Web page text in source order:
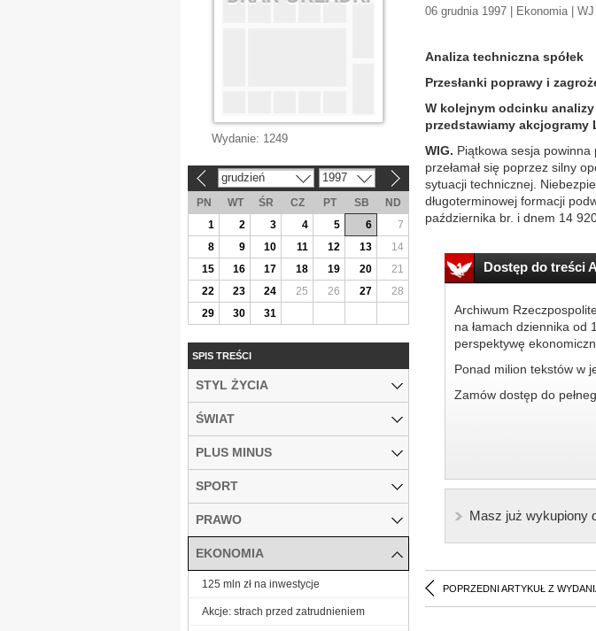
06 grudnia 1997 | Ekonomia | WJ
Analiza techniczna spółek
Przesłanki poprawy i
W kolejnym odcinku
przedstawiamy akcjogramy
WIG. Piątkowa sesja
przełamał się poprzez silny
sytuacji technicznej.
długoterminowej formacji
października br. i dnem 14
Dostęp do treści
Archiwum
na łamach dziennika od
perspektywę
Ponad milion tekstów w
Zamów dostęp do
Masz już wykupiony
POPRZEDNI ARTYKUŁ Z
Wydanie: 1249
grudzień 1997
PN WT ŚR CZ PT SB
ND
1
2 3 4 5 6
7
8
9 10 11 12 13
14
15
16 17 18 19 20
21
22
23 24 25 26 27
28
29
30 31
SPIS TREŚCI
STYL ŻYCIA
ŚWIAT
PLUS MINUS
SPORT
PRAWO
EKONOMIA
125 mln zł na inwestycje
Akcje: strach przed zatrudnieniem